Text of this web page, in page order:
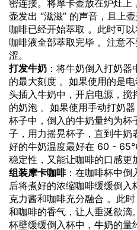
密连接。将摩卡壶放在炉灶
壶发出 “滋滋” 的声音，且上
咖啡已经开始萃取 。此时可
咖啡液全部萃取完毕 。注意
涩。
打发牛奶 ：将牛奶倒入打奶
的最大刻度 。如果使用的是
头插入牛奶中，开启电源，
的奶泡 。如果使用手动打奶
杯子中，倒入的牛奶量约为杯
子，用力摇晃杯子，直到牛
好的牛奶温度最好在 60 -
稳定性，又能让咖啡的口感更
组装摩卡咖啡：在咖啡杯中倒
后将煮好的浓缩咖啡缓缓倒
克力酱和咖啡充分融合 。此
和咖啡的香气，让人垂涎欲
杯壁缓缓倒入杯中，牛奶的量